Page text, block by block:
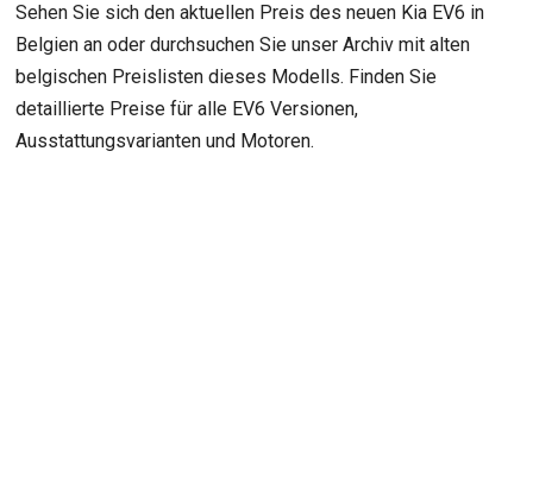
Sehen Sie sich den aktuellen Preis des neuen Kia EV6 in
Belgien an oder durchsuchen Sie unser Archiv mit alten
belgischen Preislisten dieses Modells. Finden Sie
detaillierte Preise für alle EV6 Versionen,
Ausstattungsvarianten und Motoren.